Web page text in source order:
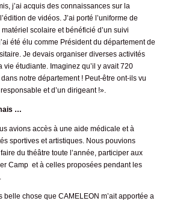
j’ai acquis des connaissances sur la
de vidéos. J’ai porté l’uniforme de
scolaire et bénéficié d’un suivi
été élu comme Président du département de
Je devais organiser diverses activités
vie étudiante. Imaginez qu’il y avait 720
notre département ! Peut-être ont-ils vu
et d’un dirigeant !».
…
avions accès à une aide médicale et à
sportives et artistiques. Nous pouvions
du théâtre toute l’année, participer aux
Camp et à celles proposées pendant les
belle chose que CAMELEON m’ait apportée a